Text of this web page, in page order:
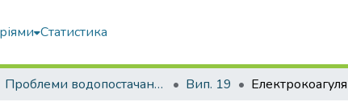
Статистика
Проблеми водопостачання, водовідведення та гідравліки Вип. 19